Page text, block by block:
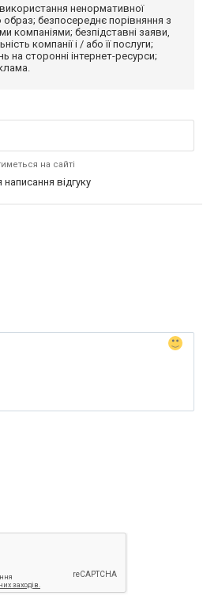
використання ненормативної
безпосереднє порівняння з
компаніями; безпідставні заяви,
компанії і / або її послуги;
на сторонні інтернет-ресурси;
на сайті
написання відгуку